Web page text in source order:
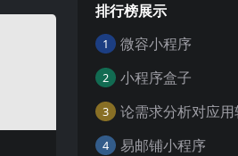
排行榜展示
1 微容小程序
2 小程序盒子
3
4 易邮铺小程序